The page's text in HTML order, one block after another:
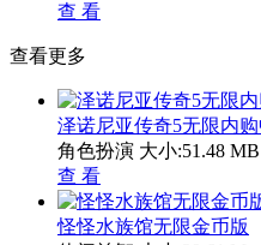
查 看
查看更多
泽诺尼亚传奇5无限内
角色扮演 大小:51.48 MB
查 看
怪怪水族馆无限金币版